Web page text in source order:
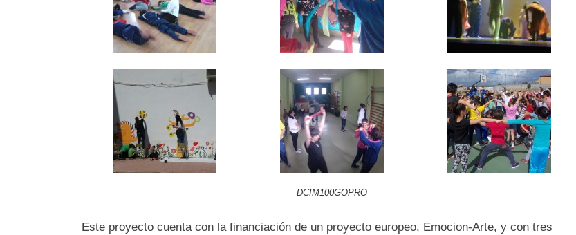
DCIM100GOPRO
Este proyecto cuenta con la financiación de un proyecto europeo, Emocion-Arte, y con tres